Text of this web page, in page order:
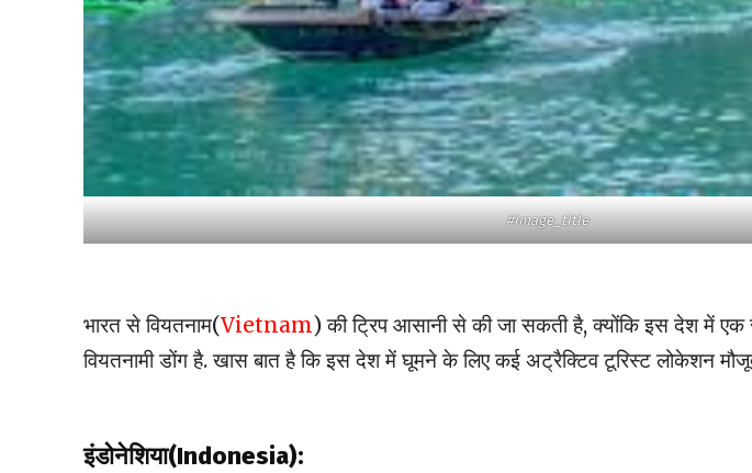
#image_title
भारत से वियतनाम(Vietnam) की ट्रिप आसानी से की जा सकती है, क्योंकि इस देश में
वियतनामी डोंग है. खास बात है कि इस देश में घूमने के लिए कई अट्रैक्टिव टूरिस्ट लोकेशन
इंडोनेशिया(Indonesia):